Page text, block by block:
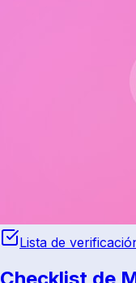
Lista de
Checklist de